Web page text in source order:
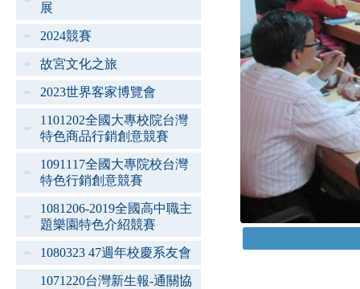
展
2024競賽
故宮文化之旅
2023世界客家博覽會
1101202全國大專校院台灣
特色商品行銷創意競賽
1091117全國大專院校台灣
特色行銷創意競賽
1081206-2019全國高中職主
題樂園特色介紹競賽
1080323 47週年校慶系友會
1071220台灣新生報-通關協